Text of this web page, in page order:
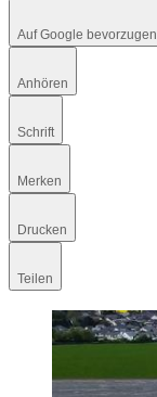
Auf Google bevorzugen
Anhören
Schrift
Merken
Drucken
Teilen